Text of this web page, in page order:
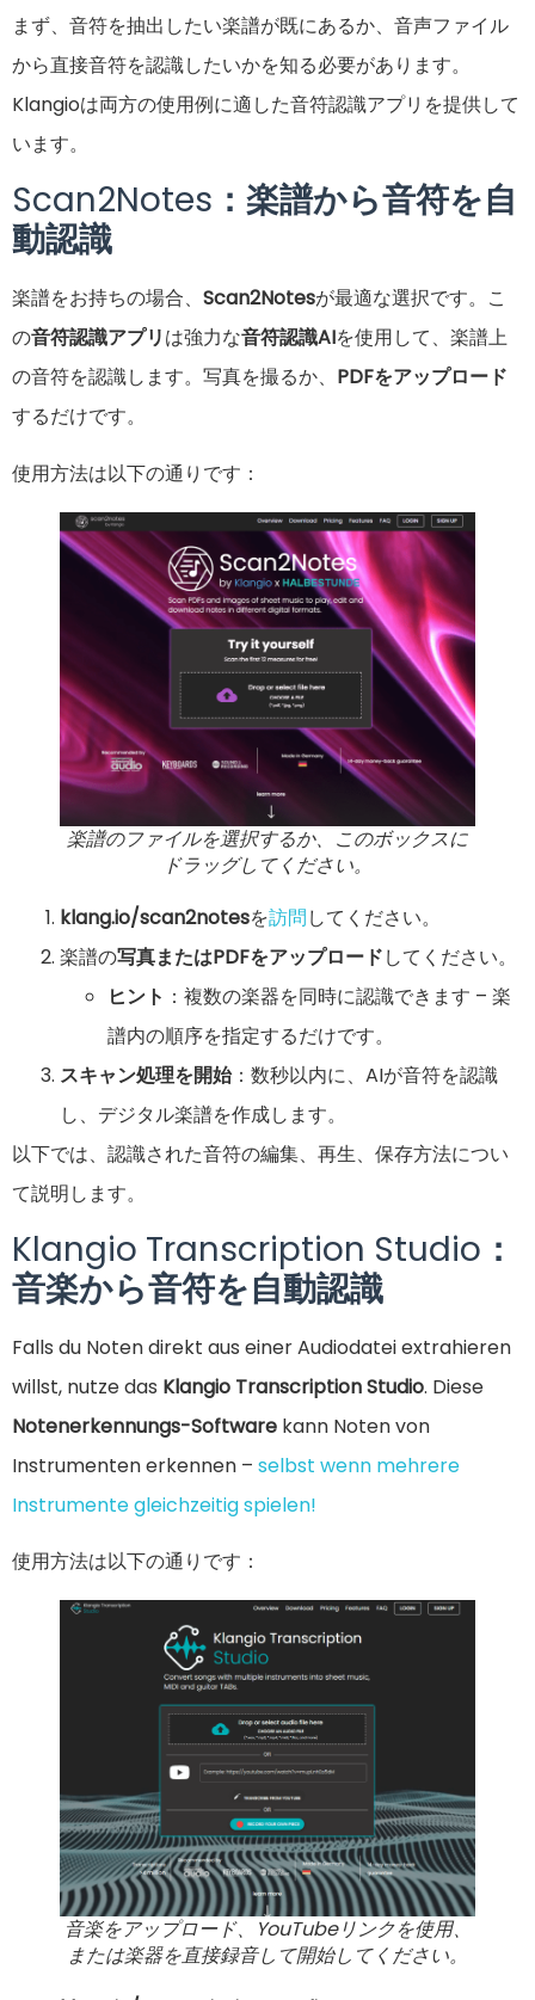
まず、音符を抽出したい楽譜が既にあるか、音声ファイル
から直接音符を認識したいかを知る必要があります。
Klangioは両方の使用例に適した音符認識アプリを提供して
います。
Scan2Notes ：楽譜から音符を自
動認識
楽譜をお持ちの場合、 Scan2Notesが最適な選択です。こ
の音符認識アプリは強力な音符認識AIを使用して、楽譜上
の音符を認識します。写真を撮るか、 PDFをアップロード
するだけです。
使用方法は以下の通りです：
楽譜のファイルを選択するか、このボックスに
ドラッグしてください。
klang.io/scan2notesを訪問してください。
楽譜の写真またはPDFをアップロードしてください。
ヒント ：複数の楽器を同時に認識できます – 楽
譜内の順序を指定するだけです。
スキャン処理を開始：数秒以内に、AIが音符を認識
し、デジタル楽譜を作成します。
以下では、認識された音符の編集、再生、保存方法につい
て説明します。
Klangio Transcription Studio ：
音楽から音符を自動認識
Falls du Noten direkt aus einer Audiodatei extrahieren
willst, nutze das Klangio Transcription Studio. Diese
Notenerkennungs-Software kann Noten von
Instrumenten erkennen – selbst wenn mehrere
Instrumente gleichzeitig spielen!
使用方法は以下の通りです：
音楽をアップロード、YouTubeリンクを使用、
または楽器を直接録音して開始してください。